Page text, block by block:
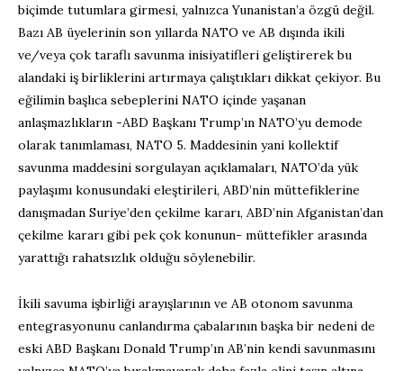
biçimde tutumlara girmesi, yalnızca Yunanistan’a özgü değil.
Bazı AB üyelerinin son yıllarda NATO ve AB dışında ikili
ve/veya çok taraflı savunma inisiyatifleri geliştirerek bu
alandaki iş birliklerini artırmaya çalıştıkları dikkat çekiyor. Bu
eğilimin başlıca sebeplerini NATO içinde yaşanan
anlaşmazlıkların -ABD Başkanı Trump’ın NATO’yu demode
olarak tanımlaması, NATO 5. Maddesinin yani kollektif
savunma maddesini sorgulayan açıklamaları, NATO’da yük
paylaşımı konusundaki eleştirileri, ABD’nin müttefiklerine
danışmadan Suriye’den çekilme kararı, ABD’nin Afganistan’dan
çekilme kararı gibi pek çok konunun- müttefikler arasında
yarattığı rahatsızlık olduğu söylenebilir.
İkili savuma işbirliği arayışlarının ve AB otonom savunma
entegrasyonunu canlandırma çabalarının başka bir nedeni de
eski ABD Başkanı Donald Trump’ın AB’nin kendi savunmasını